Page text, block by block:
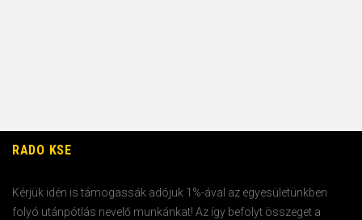
RADO KSE
Kérjük idén is támogassák adójuk 1%-ával az egyesületünkben
folyó utánpótlás nevelő munkánkat! Az így befolyt összeget a